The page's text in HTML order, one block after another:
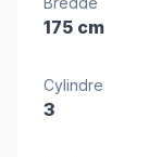
175 cm
Cylindre
3